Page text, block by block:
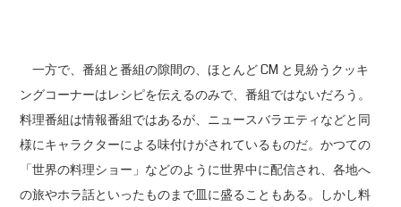
一方で、番組と番組の隙間の、ほとんど CM と見紛うクッキ
ングコーナーはレシピを伝えるのみで、番組ではないだろう。
料理番組は情報番組ではあるが、ニュースバラエティなどと同
様にキャラクターによる味付けがされているものだ。かつての
「世界の料理ショー」などのように世界中に配信され、各地へ
の旅やホラ話といったものまで皿に盛ることもある。しかし料